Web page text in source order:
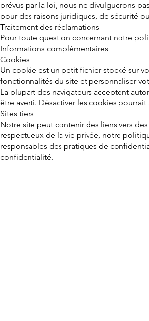
prévus par la loi, nous ne divulguerons
pour des raisons juridiques, de sécurité
Traitement des réclamations
Pour toute question concernant notre
Informations complémentaires
Cookies
Un cookie est un petit fichier stocké sur
fonctionnalités du site et personnaliser
La plupart des navigateurs acceptent
être averti. Désactiver les cookies
Sites tiers
Notre site peut contenir des liens vers
respectueux de la vie privée, notre
responsables des pratiques de
confidentialité.